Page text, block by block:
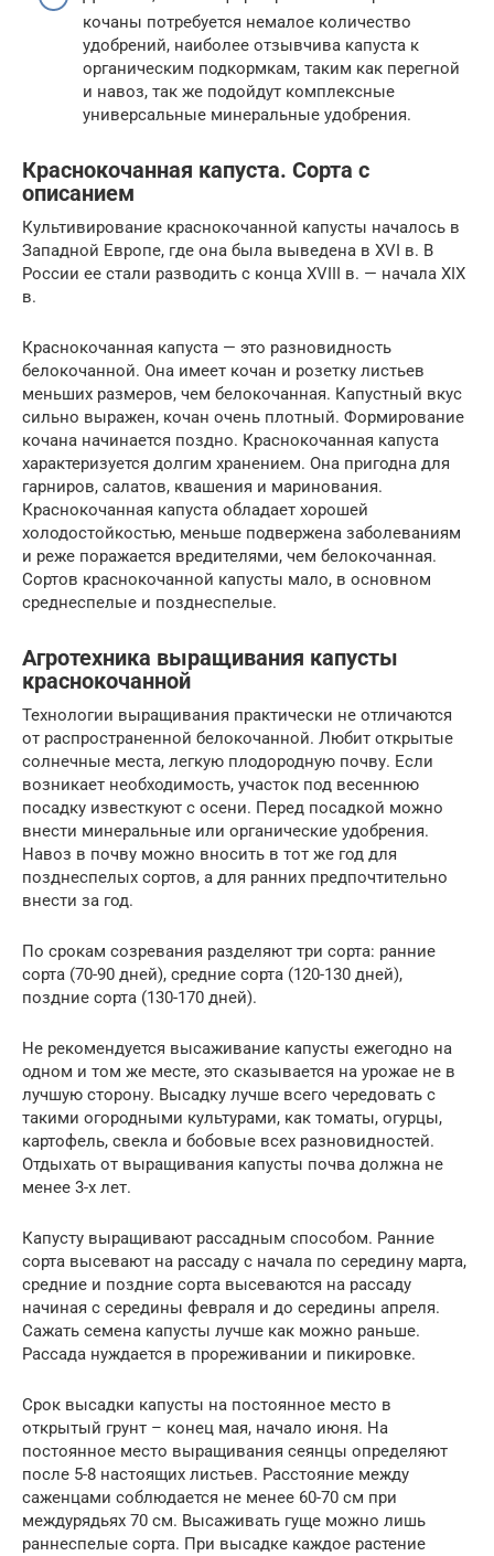
кочаны потребуется немалое количество
удобрений, наиболее отзывчива капуста к
органическим подкормкам, таким как перегной
и навоз, так же подойдут комплексные
универсальные минеральные удобрения.
Краснокочанная капуста. Сорта с
описанием
Культивирование краснокочанной капусты началось в
Западной Европе, где она была выведена в XVI в. В
России ее стали разводить с конца XVIII в. — начала XIX
в.
Краснокочанная капуста — это разновидность
белокочанной. Она имеет кочан и розетку листьев
меньших размеров, чем белокочанная. Капустный вкус
сильно выражен, кочан очень плотный. Формирование
кочана начинается поздно. Краснокочанная капуста
характеризуется долгим хранением. Она пригодна для
гарниров, салатов, квашения и маринования.
Краснокочанная капуста обладает хорошей
холодостойкостью, меньше подвержена заболеваниям
и реже поражается вредителями, чем белокочанная.
Сортов краснокочанной капусты мало, в основном
среднеспелые и позднеспелые.
Агротехника выращивания капусты
краснокочанной
Технологии выращивания практически не отличаются
от распространенной белокочанной. Любит открытые
солнечные места, легкую плодородную почву. Если
возникает необходимость, участок под весеннюю
посадку известкуют с осени. Перед посадкой можно
внести минеральные или органические удобрения.
Навоз в почву можно вносить в тот же год для
позднеспелых сортов, а для ранних предпочтительно
внести за год.
По срокам созревания разделяют три сорта: ранние
сорта (70-90 дней), средние сорта (120-130 дней),
поздние сорта (130-170 дней).
Не рекомендуется высаживание капусты ежегодно на
одном и том же месте, это сказывается на урожае не в
лучшую сторону. Высадку лучше всего чередовать с
такими огородными культурами, как томаты, огурцы,
картофель, свекла и бобовые всех разновидностей.
Отдыхать от выращивания капусты почва должна не
менее 3-х лет.
Капусту выращивают рассадным способом. Ранние
сорта высевают на рассаду с начала по середину марта,
средние и поздние сорта высеваются на рассаду
начиная с середины февраля и до середины апреля.
Сажать семена капусты лучше как можно раньше.
Рассада нуждается в прореживании и пикировке.
Срок высадки капусты на постоянное место в
открытый грунт – конец мая, начало июня. На
постоянное место выращивания сеянцы определяют
после 5-8 настоящих листьев. Расстояние между
саженцами соблюдается не менее 60-70 см при
междурядьях 70 см. Высаживать гуще можно лишь
раннеспелые сорта. При высадке каждое растение